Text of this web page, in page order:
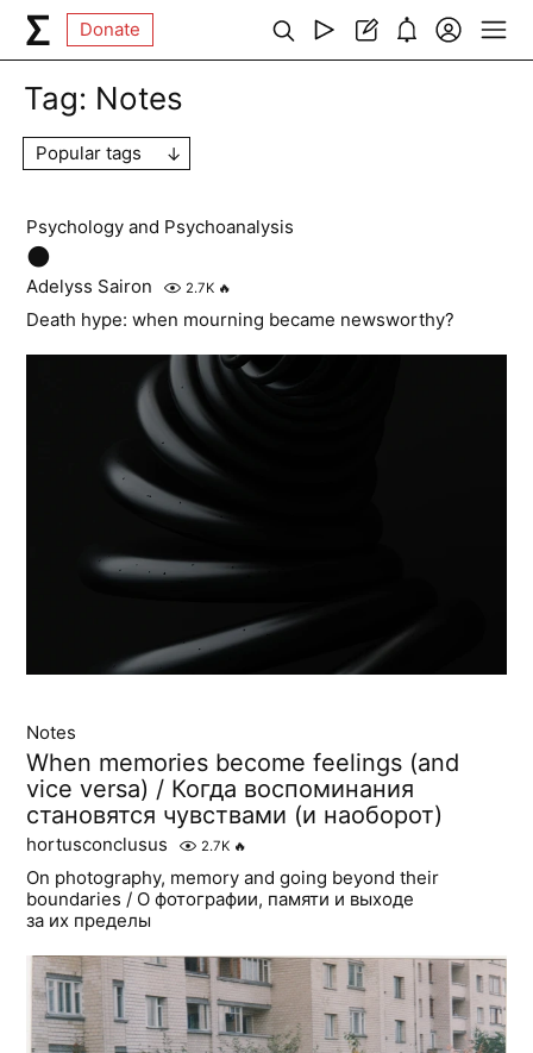
Donate
Tag: Notes
Popular tags
Psychology and Psychoanalysis
🌑
Adelyss Sairon 2.7K 🔥
Death hype: when mourning became newsworthy?
Notes
When memories become feelings (and
vice versa) / Когда воспоминания
становятся чувствами (и наоборот)
hortusconclusus 2.7K 🔥
On photography, memory and going beyond their
boundaries / О фотографии, памяти и выходе
за их пределы